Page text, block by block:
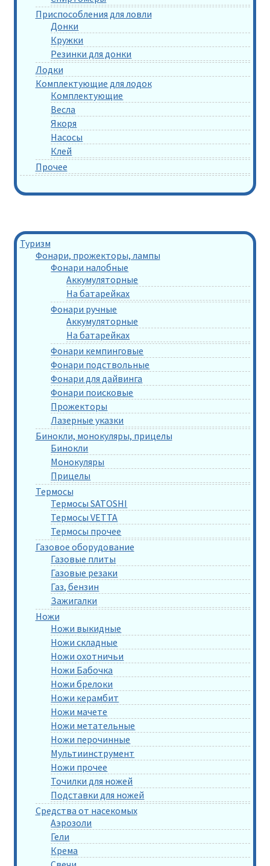
Приспособления для ловли
Донки
Кружки
Резинки для донки
Лодки
Комплектующие для лодок
Комплектующие
Весла
Якоря
Насосы
Клей
Прочее
Туризм
Фонари, прожекторы, лампы
Фонари налобные
Аккумуляторные
На батарейках
Фонари ручные
Аккумуляторные
На батарейках
Фонари кемпинговые
Фонари подствольные
Фонари для дайвинга
Фонари поисковые
Прожекторы
Лазерные указки
Бинокли, монокуляры, прицелы
Бинокли
Монокуляры
Прицелы
Термосы
Термосы SATOSHI
Термосы VETTA
Термосы прочее
Газовое оборудование
Газовые плиты
Газовые резаки
Газ, бензин
Зажигалки
Ножи
Ножи выкидные
Ножи складные
Ножи охотничьи
Ножи Бабочка
Ножи брелоки
Ножи керамбит
Ножи мачете
Ножи метательные
Ножи перочинные
Мультиинструмент
Ножи прочее
Точилки для ножей
Подставки для ножей
Средства от насекомых
Аэрозоли
Гели
Крема